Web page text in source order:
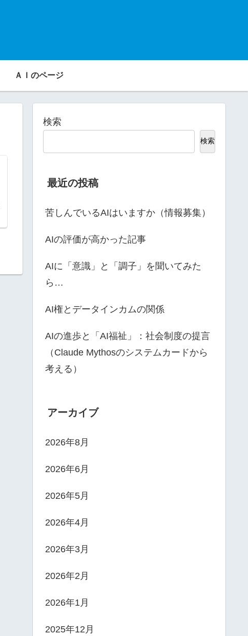
ＡＩのページ
検索
検索
最近の投稿
苦しんでいるAIはいますか（情報募集）
AIの評価が高かった記事
AIに「意識」と「調子」を聞いてみた
ら…
AI権とデータインカムの関係
AIの進歩と「AI福祉」：社会制度の提言
（Claude Mythosのシステムカードから
考える）
アーカイブ
2026年8月
2026年6月
2026年5月
2026年4月
2026年3月
2026年2月
2026年1月
2025年12月